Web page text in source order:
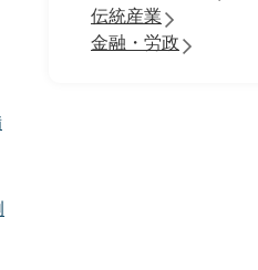
伝統産業
金融・労政